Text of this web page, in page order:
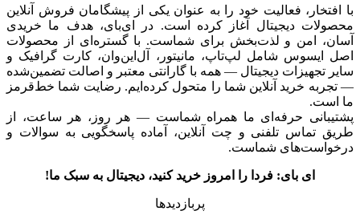
با افتخار، فعالیت خود را به عنوان یکی از پیشگامان فروش آنلاین
محصولات دیجیتال آغاز کرده است. در ای‌بای، هدف ما خریدی
آسان، امن و لذت‌بخش برای شماست. با گستره‌ای از محصولات
اصل ایسوس شامل لپ‌تاپ، مانیتور، آل‌این‌وان، کارت گرافیک و
سایر تجهیزات دیجیتال — همه با گارانتی معتبر و اصالت تضمین‌شده
— تجربه خرید آنلاین شما را متحول کرده‌ایم. رضایت شما خط‌قرمز
ما است.
پشتیبانی حرفه‌ای ما همراه شماست — هر روز، هر ساعت، از
طریق تماس تلفنی و چت آنلاین، آماده پاسخگویی به سوالات و
درخواست‌های شماست.
ای بای: فردا را امروز خرید کنید، دیجیتال به سبک ما!
پربازدیدها